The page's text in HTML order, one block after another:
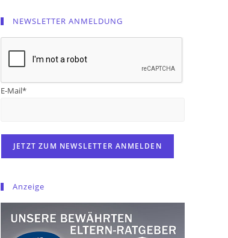
NEWSLETTER ANMELDUNG
E-Mail*
Anzeige